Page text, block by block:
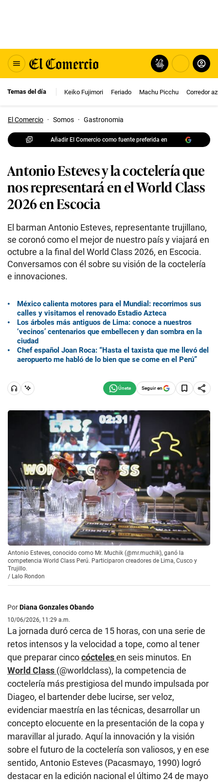
Temas del día Keiko Fujimori Feriado Machu Picchu Corredor
El Comercio · Somos · Gastronomia
Añadir El Comercio como fuente preferida en
Antonio Esteves y la coctelería que
nos representará en el World Class
2026 en Escocia
El barman Antonio Esteves, representante trujillano,
se coronó como el mejor de nuestro país y viajará en
octubre a la final del World Class 2026, en Escocia.
Conversamos con él sobre su visión de la coctelería
e innovaciones.
México calienta motores para el Mundial: recorrimos sus
calles y visitamos el renovado Estadio Azteca
Los árboles más antiguos de Lima: conoce a nuestros
‘vecinos’ centenarios que embellecen y dan sombra en la
ciudad
Chef español Joan Roca: “Hasta el taxista que me llevó del
aeropuerto me habló de lo bien que se come en el Perú”
Seguir en
Antonio Esteves, conocido como Mr. Muchik (@mr.muchik), ganó la
competencia World Class Perú. Participaron creadores de Lima, Cusco y
Trujillo.
/ Lalo Rondon
PorDiana Gonzales Obando
10/06/2026, 11:29 a.m.
La jornada duró cerca de 15 horas, con una serie de
retos intensos y la velocidad a tope, como al tener
que preparar cincocóctelesen seis minutos. En
World Class (@worldclass), la competencia de
coctelería más prestigiosa del mundo impulsada por
Diageo, el bartender debe lucirse, ser veloz,
evidenciar maestría en las técnicas, desarrollar un
concepto elocuente en la presentación de la copa y
maravillar al jurado. Aquí la innovación y la visión
sobre el futuro de la coctelería son valiosos, y en ese
sentido, Antonio Esteves (Pacasmayo, 1990) logró
destacar en la edición nacional el último 24 de mayo